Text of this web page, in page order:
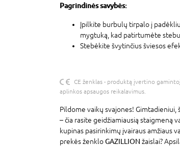
Pagrindinės savybės:
Įpilkite burbulų tirpalo į
mygtuką, kad patirtumėte
Stebėkite švytinčius šviesos
CE ženklas - produktą įvertino
aplinkos apsaugos reikalavimus.
Pildome vaikų svajones! Gimtadieniui,
– čia rasite geidžiamiausią staigmeną
kupinas pasirinkimų įvairaus amžiaus
prekės ženkloGAZILLION žaislai?